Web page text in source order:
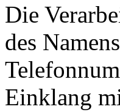
Die
des
Einklang